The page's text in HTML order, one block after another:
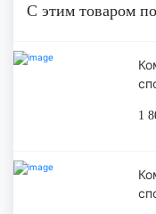
С этим товаром
1